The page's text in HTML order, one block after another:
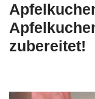
zubereitet!